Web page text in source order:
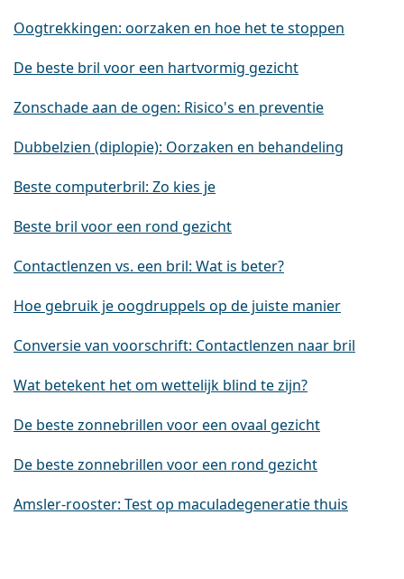
Oogtrekkingen: oorzaken en hoe het te stoppen
De beste bril voor een hartvormig gezicht
Zonschade aan de ogen: Risico's en preventie
Dubbelzien (diplopie): Oorzaken en behandeling
Beste computerbril: Zo kies je
Beste bril voor een rond gezicht
Contactlenzen vs. een bril: Wat is beter?
Hoe gebruik je oogdruppels op de juiste manier
Conversie van voorschrift: Contactlenzen naar bril
Wat betekent het om wettelijk blind te zijn?
De beste zonnebrillen voor een ovaal gezicht
De beste zonnebrillen voor een rond gezicht
Amsler-rooster: Test op maculadegeneratie thuis